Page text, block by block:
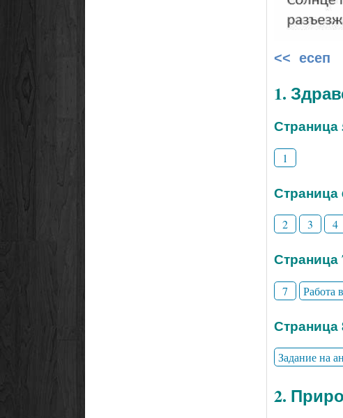
<< есеп
1.
Страница
1
Страница
2 3 4
Страница
7 Работа
Страница
Задание на
2.